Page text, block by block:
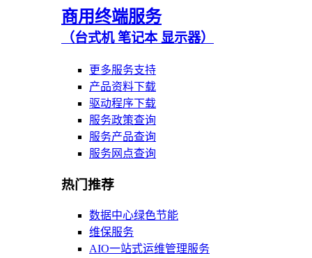
商用终端服务
（台式机 笔记本 显示器）
更多服务支持
产品资料下载
驱动程序下载
服务政策查询
服务产品查询
服务网点查询
热门推荐
数据中心绿色节能
维保服务
AIO一站式运维管理服务